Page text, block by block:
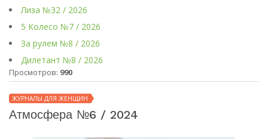
Лиза №32 / 2026
5 Колесо №7 / 2026
За рулем №8 / 2026
Дилетант №8 / 2026
Просмотров: 990
ЖУРНАЛЫ ДЛЯ ЖЕНЩИН
Атмосфера №6 / 2024